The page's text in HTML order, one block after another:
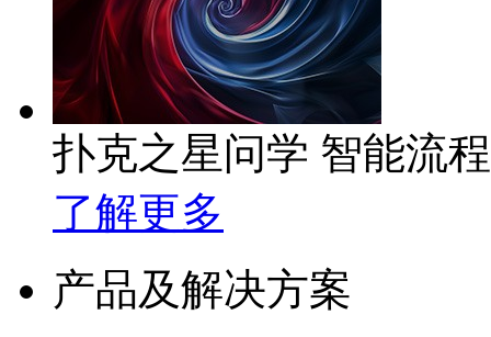
扑克之星问学 智能流
了解更多
产品及解决方案